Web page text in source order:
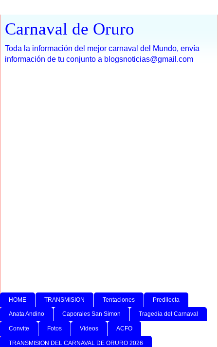
Carnaval de Oruro
Toda la información del mejor carnaval del Mundo, envía
información de tu conjunto a blogsnoticias@gmail.com
HOME TRANSMISION Tentaciones Predilecta
Anata Andino Caporales San Simon Tragedia del Carnaval
Convite Fotos Videos ACFO
TRANSMISION DEL CARNAVAL DE ORURO 2026